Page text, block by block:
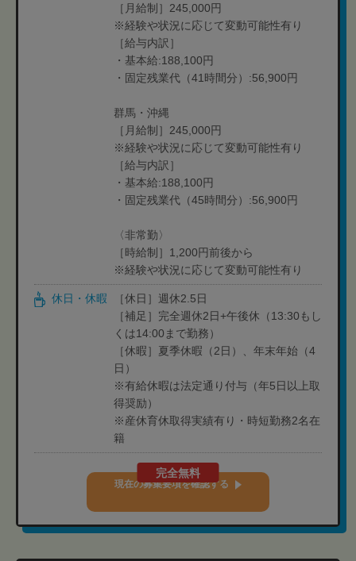
［月給制］245,000円
※経験や状況に応じて変動可能性有り
［給与内訳］
・基本給:188,100円
・固定残業代（41時間分）:56,900円
群馬・沖縄
［月給制］245,000円
※経験や状況に応じて変動可能性有り
［給与内訳］
・基本給:188,100円
・固定残業代（45時間分）:56,900円
〈非常勤〉
［時給制］1,200円前後から
※経験や状況に応じて変動可能性有り
休日・休暇
［休日］週休2.5日
［補足］完全週休2日+午後休（13:30もし
くは14:00まで勤務）
［休暇］夏季休暇（2日）、年末年始（4
日）
※有給休暇は法定通り付与（年5日以上取
得奨励）
※産休育休取得実績有り・時短勤務2名在
籍
完全無料
現在の募集要項を確認する